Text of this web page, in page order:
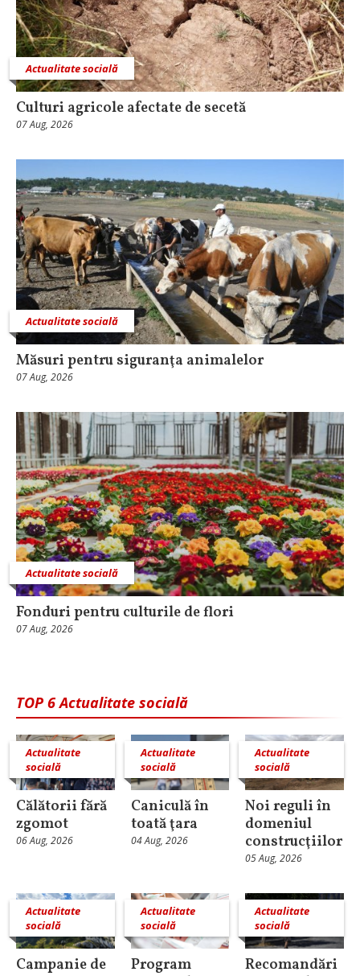
Actualitate socială
Culturi agricole afectate de secetă
07 Aug, 2026
Actualitate socială
Măsuri pentru siguranţa animalelor
07 Aug, 2026
Actualitate socială
Fonduri pentru culturile de flori
07 Aug, 2026
TOP 6 Actualitate socială
Actualitate
socială
Călătorii fără
zgomot
06 Aug, 2026
Actualitate
socială
Caniculă în
toată ţara
04 Aug, 2026
Actualitate
socială
Noi reguli în
domeniul
construcţiilor
05 Aug, 2026
Actualitate
socială
Campanie de
Actualitate
socială
Program
Actualitate
socială
Recomandări